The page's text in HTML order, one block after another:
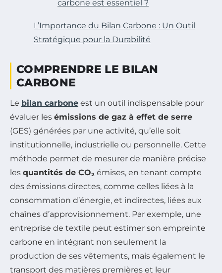
carbone est essentiel ?
L’Importance du Bilan Carbone : Un Outil
Stratégique pour la Durabilité
COMPRENDRE LE BILAN
CARBONE
Le bilan carbone est un outil indispensable pour
évaluer les émissions de gaz à effet de serre
(GES) générées par une activité, qu’elle soit
institutionnelle, industrielle ou personnelle. Cette
méthode permet de mesurer de manière précise
les quantités de CO₂ émises, en tenant compte
des émissions directes, comme celles liées à la
consommation d’énergie, et indirectes, liées aux
chaînes d’approvisionnement. Par exemple, une
entreprise de textile peut estimer son empreinte
carbone en intégrant non seulement la
production de ses vêtements, mais également le
transport des matières premières et leur